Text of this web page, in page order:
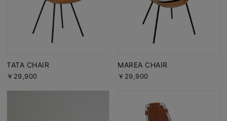
TATA CHAIR
￥29,900
MAREA CHAIR
￥29,900